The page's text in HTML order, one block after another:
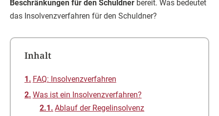
Beschränkungen für den Schuldner bereit. Was bedeutet
das Insolvenzverfahren für den Schuldner?
Inhalt
FAQ: Insolvenzverfahren
Was ist ein Insolvenzverfahren?
Ablauf der Regelinsolvenz